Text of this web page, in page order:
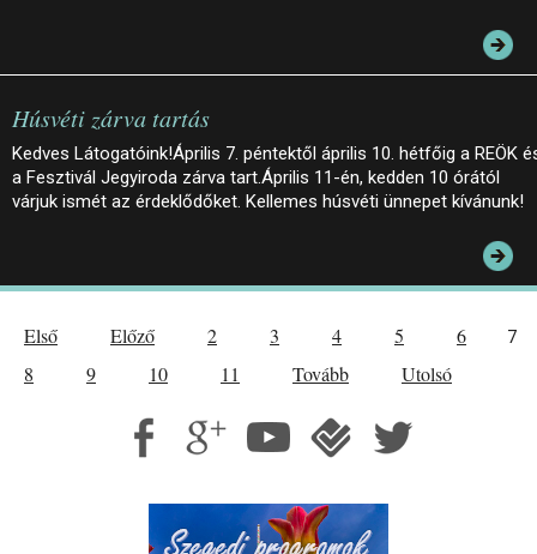
Húsvéti zárva tartás
Kedves Látogatóink!Április 7. péntektől április 10. hétfőig a REÖK
a Fesztivál Jegyiroda zárva tart.Április 11-én, kedden 10 órától
várjuk ismét az érdeklődőket. Kellemes húsvéti ünnepet kívánunk!
Első Előző 2 3 4 5 6 7
8 9 10 11 Tovább Utolsó